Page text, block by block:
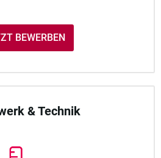
BEWERBEN
& Technik